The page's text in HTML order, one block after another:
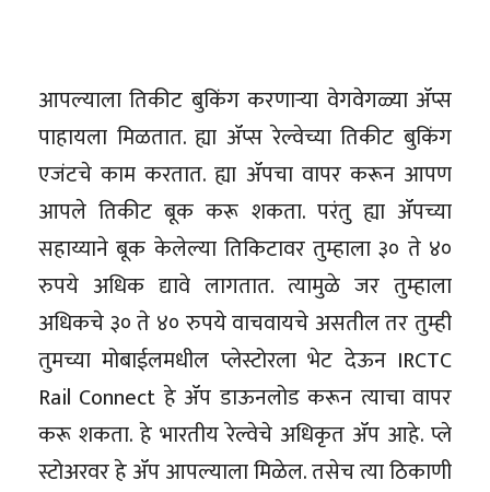
आपल्याला तिकीट बुकिंग करणाऱ्या वेगवेगळ्या ॲप्स
पाहायला मिळतात. ह्या ॲप्स रेल्वेच्या तिकीट बुकिंग
एजंटचे काम करतात. ह्या ॲपचा वापर करून आपण
आपले तिकीट बूक करू शकता. परंतु ह्या ॲपच्या
सहाय्याने बूक केलेल्या तिकिटावर तुम्हाला ३० ते ४०
रुपये अधिक द्यावे लागतात. त्यामुळे जर तुम्हाला
अधिकचे ३० ते ४० रुपये वाचवायचे असतील तर तुम्ही
तुमच्या मोबाईलमधील प्लेस्टोरला भेट देऊन IRCTC
Rail Connect हे ॲप डाऊनलोड करून त्याचा वापर
करू शकता. हे भारतीय रेल्वेचे अधिकृत ॲप आहे. प्ले
स्टोअरवर हे ॲप आपल्याला मिळेल. तसेच त्या ठिकाणी